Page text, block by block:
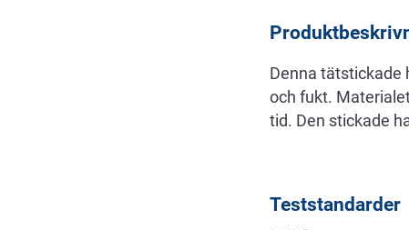
Denna tätstickade
och fukt.
tid. Den stickade
Teststandarder